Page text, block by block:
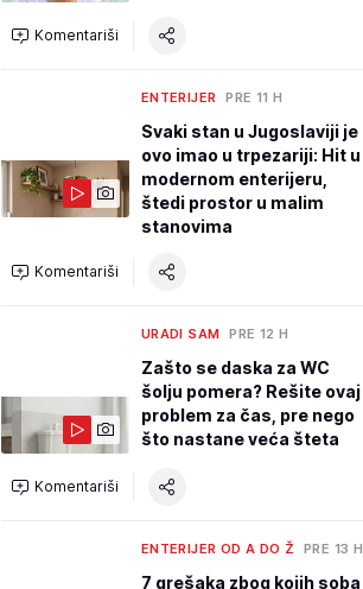
Komentariši
ENTERIJER PRE 11 H
Svaki stan u Jugoslaviji je
ovo imao u trpezariji: Hit u
modernom enterijeru,
štedi prostor u malim
stanovima
Komentariši
URADI SAM PRE 12 H
Zašto se daska za WC
šolju pomera? Rešite ovaj
problem za čas, pre nego
što nastane veća šteta
Komentariši
ENTERIJER OD A DO Ž PRE 13 H
7 grešaka zbog kojih soba